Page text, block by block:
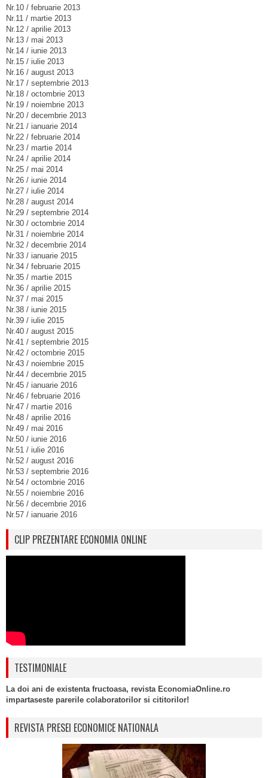
Nr.10 / februarie 2013
Nr.11 / martie 2013
Nr.12 / aprilie 2013
Nr.13 / mai 2013
Nr.14 / iunie 2013
Nr.15 / iulie 2013
Nr.16 / august 2013
Nr.17 / septembrie 2013
Nr.18 / octombrie 2013
Nr.19 / noiembrie 2013
Nr.20 / decembrie 2013
Nr.21 / ianuarie 2014
Nr.22 / februarie 2014
Nr.23 / martie 2014
Nr.24 / aprilie 2014
Nr.25 / mai 2014
Nr.26 / iunie 2014
Nr.27 / iulie 2014
Nr.28 / august 2014
Nr.29 / septembrie 2014
Nr.30 / octombrie 2014
Nr.31 / noiembrie 2014
Nr.32 / decembrie 2014
Nr.33 / ianuarie 2015
Nr.34 / februarie 2015
Nr.35 / martie 2015
Nr.36 / aprilie 2015
Nr.37 / mai 2015
Nr.38 / iunie 2015
Nr.39 / iulie 2015
Nr.40 / august 2015
Nr.41 / septembrie 2015
Nr.42 / octombrie 2015
Nr.43 / noiembrie 2015
Nr.44 / decembrie 2015
Nr.45 / ianuarie 2016
Nr.46 / februarie 2016
Nr.47 / martie 2016
Nr.48 / aprilie 2016
Nr.49 / mai 2016
Nr.50 / iunie 2016
Nr.51 / iulie 2016
Nr.52 / august 2016
Nr.53 / septembrie 2016
Nr.54 / octombrie 2016
Nr.55 / noiembrie 2016
Nr.56 / decembrie 2016
Nr.57 / ianuarie 2016
CLIP PREZENTARE ECONOMIA ONLINE
TESTIMONIALE
La doi ani de existenta fructoasa, revista EconomiaOnline.ro
impartaseste parerile colaboratorilor si cititorilor!
REVISTA PRESEI ECONOMICE NATIONALA